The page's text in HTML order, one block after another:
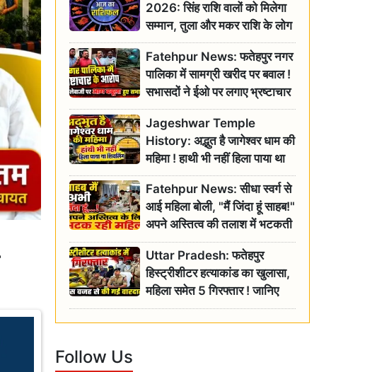
2026: सिंह राशि वालों को मिलेगा
सम्मान, तुला और मकर राशि के लोग
रहें सतर्क
Fatehpur News: फतेहपुर नगर
पालिका में सामग्री खरीद पर बवाल !
सभासदों ने ईओ पर लगाए भ्रष्टाचार
के गंभीर आरोप
Jageshwar Temple
History: अद्भुत है जागेश्वर धाम की
महिमा ! हाथी भी नहीं हिला पाया था
शिवलिंग, जानिए क्या है इसका
इतिहास
Fatehpur News: सीधा स्वर्ग से
आई महिला बोली, "मैं जिंदा हूं साहब!"
अपने अस्तित्व की तलाश में भटकती
रही बुजुर्ग, एसडीएम ने दिए जांच के
आदेश
Uttar Pradesh: फतेहपुर
हिस्ट्रीशीटर हत्याकांड का खुलासा,
महिला समेत 5 गिरफ्तार ! जानिए
क्या था कनेक्शन?
Follow Us